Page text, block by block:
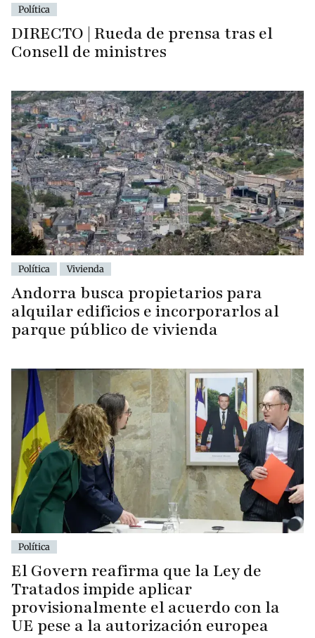
Política
DIRECTO | Rueda de prensa tras el
Consell de ministres
Política Vivienda
Andorra busca propietarios para
alquilar edificios e incorporarlos al
parque público de vivienda
Política
El Govern reafirma que la Ley de
Tratados impide aplicar
provisionalmente el acuerdo con la
UE pese a la autorización europea